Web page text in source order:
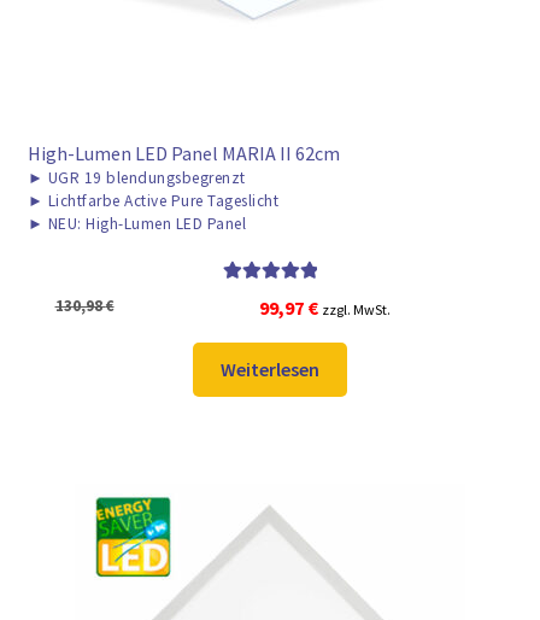
High-Lumen LED Panel MARIA II 62cm
► UGR 19 blendungsbegrenzt
► Lichtfarbe Active Pure Tageslicht
► NEU: High-Lumen LED Panel
von 5
130,98€
Ursprünglicher
Preis
war:
130,98 €
99,97 €Aktueller
Preis
ist:
99,97 €.
zzgl. MwSt.
Weiterlesen